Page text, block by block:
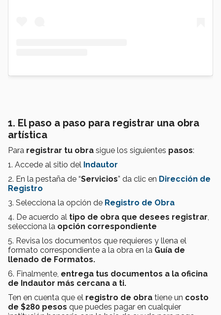
1. El paso a paso para registrar una obra
artística
Para registrar tu obra sigue los siguientes pasos:
1. Accede al sitio del Indautor
2. En la pestaña de “Servicios” da clic en Dirección de
Registro
3. Selecciona la opción de Registro de Obra
4. De acuerdo al tipo de obra que desees registrar,
selecciona la opción correspondiente
5. Revisa los documentos que requieres y llena el
formato correspondiente a la obra en la Guía de
llenado de Formatos.
6. Finalmente, entrega tus documentos a la oficina
de Indautor más cercana a ti.
Ten en cuenta que el registro de obra tiene un costo
de $280 pesos que puedes pagar en cualquier